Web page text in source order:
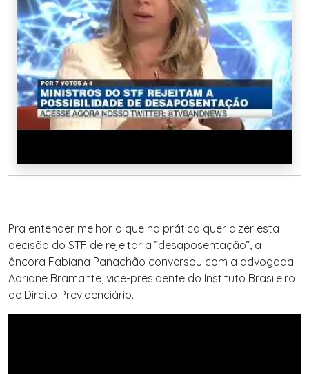
Pra entender melhor o que na prática quer dizer esta
decisão do STF de rejeitar a ”desaposentação”, a
âncora Fabiana Panachão conversou com a advogada
Adriane Bramante, vice-presidente do Instituto Brasileiro
de Direito Previdenciário.